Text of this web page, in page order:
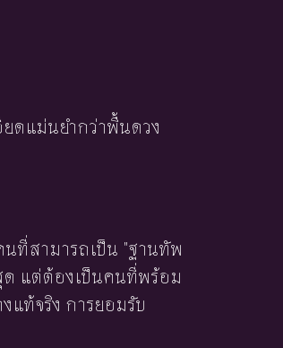
ยดแม่นยำกว่าพื้นดวง
ที่สามารถเป็น "ฐานทัพ
แต่ต้องเป็นคนที่พร้อม
แท้จริง การยอมรับ